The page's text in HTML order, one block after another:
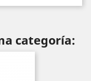
categoría: